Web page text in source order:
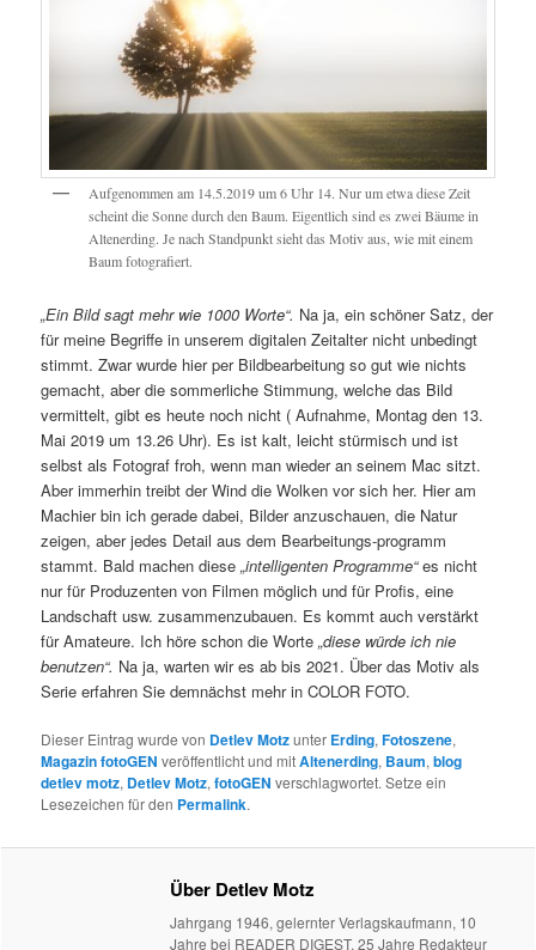
Aufgenommen am 14.5.2019 um 6 Uhr 14. Nur um etwa diese Zeit
scheint die Sonne durch den Baum. Eigentlich sind es zwei Bäume in
Altenerding. Je nach Standpunkt sieht das Motiv aus, wie mit einem
Baum fotografiert.
„Ein Bild sagt mehr wie 1000 Worte“. Na ja, ein schöner Satz, der
für meine Begriffe in unserem digitalen Zeitalter nicht unbedingt
stimmt. Zwar wurde hier per Bildbearbeitung so gut wie nichts
gemacht, aber die sommerliche Stimmung, welche das Bild
vermittelt, gibt es heute noch nicht ( Aufnahme, Montag den 13.
Mai 2019 um 13.26 Uhr). Es ist kalt, leicht stürmisch und ist
selbst als Fotograf froh, wenn man wieder an seinem Mac sitzt.
Aber immerhin treibt der Wind die Wolken vor sich her. Hier am
Machier bin ich gerade dabei, Bilder anzuschauen, die Natur
zeigen, aber jedes Detail aus dem Bearbeitungs-programm
stammt. Bald machen diese „intelligenten Programme“es nicht
nur für Produzenten von Filmen möglich und für Profis, eine
Landschaft usw. zusammenzubauen. Es kommt auch verstärkt
für Amateure. Ich höre schon die Worte „diese würde ich nie
benutzen“. Na ja, warten wir es ab bis 2021. Über das Motiv als
Serie erfahren Sie demnächst mehr in COLOR FOTO.
Dieser Eintrag wurde von Detlev Motzunter Erding,Fotoszene,
Magazin fotoGEN veröffentlicht und mitAltenerding, Baum,blog
detlev motz, Detlev Motz,fotoGEN verschlagwortet. Setze ein
Lesezeichen für den Permalink.
Über Detlev Motz
Jahrgang 1946, gelernter Verlagskaufmann, 10
Jahre bei READER DIGEST, 25 Jahre Redakteur